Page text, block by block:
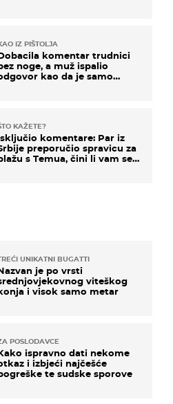
IZ PIŠTOLJA
komentar trudnici
noge, a muž ispalio
kao da je samo
KAŽETE?
komentare: Par iz
preporučio spravicu za
s Temua, čini li vam se
UNIKATNI BUGATTI
je po vrsti
viteškog
i visok samo metar
POSLODAVCE
ispravno dati nekome
i izbjeći najčešće
te sudske sporove